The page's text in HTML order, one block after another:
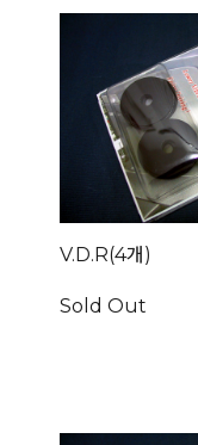
V.D.R(4개)
Sold Out